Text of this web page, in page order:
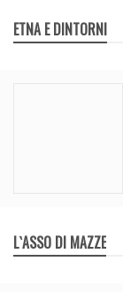
ETNA E DINTORNI
L`ASSO DI MAZZE